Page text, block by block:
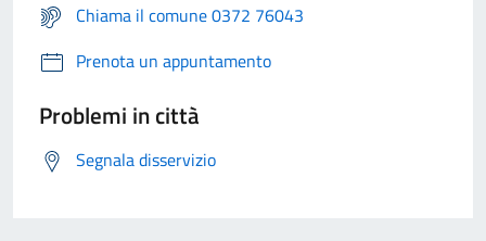
Chiama il comune 0372 76043
Prenota un appuntamento
Problemi in città
Segnala disservizio